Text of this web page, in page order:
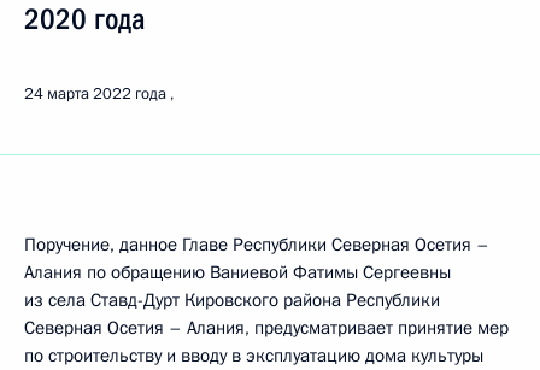
2020 года
24 марта 2022 года
Поручение, данное Главе Республики Северная Осетия –
Алания по обращению Ваниевой Фатимы Сергеевны
из села Ставд-Дурт Кировского района Республики
Северная Осетия – Алания, предусматривает принятие мер
по строительству и вводу в эксплуатацию дома культуры